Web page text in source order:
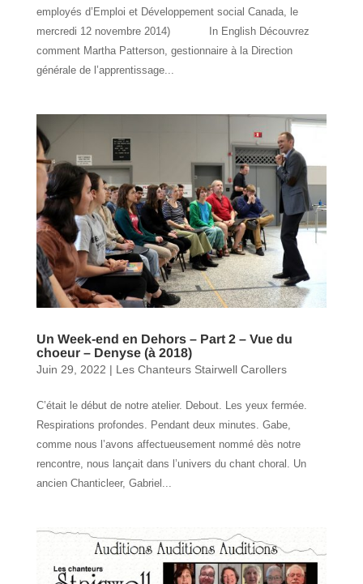
employés d’Emploi et Développement social Canada, le
mercredi 12 novembre 2014) In English Découvrez
comment Martha Patterson, gestionnaire à la Direction
générale de l’apprentissage...
Un Week-end en Dehors – Part 2 – Vue du
choeur – Denyse (à 2018)
Juin 29, 2022 | Les Chanteurs Stairwell Carollers
C’était le début de notre atelier. Debout. Les yeux fermée.
Respirations profondes. Pendant deux minutes. Gabe,
comme nous l’avons affectueusement nommé dès notre
rencontre, nous lançait dans l’univers du chant choral. Un
ancien Chanticleer, Gabriel...